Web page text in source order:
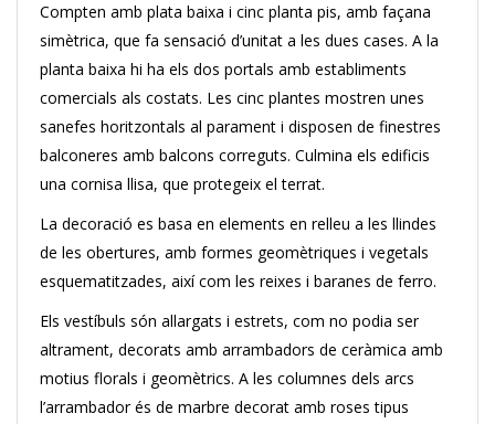
Compten amb plata baixa i cinc planta pis, amb façana
simètrica, que fa sensació d’unitat a les dues cases. A la
planta baixa hi ha els dos portals amb establiments
comercials als costats. Les cinc plantes mostren unes
sanefes horitzontals al parament i disposen de finestres
balconeres amb balcons correguts. Culmina els edificis
una cornisa llisa, que protegeix el terrat.
La decoració es basa en elements en relleu a les llindes
de les obertures, amb formes geomètriques i vegetals
esquematitzades, així com les reixes i baranes de ferro.
Els vestíbuls són allargats i estrets, com no podia ser
altrament, decorats amb arrambadors de ceràmica amb
motius florals i geomètrics. A les columnes dels arcs
l’arrambador és de marbre decorat amb roses tipus